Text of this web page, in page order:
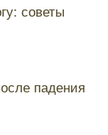
советы
падения